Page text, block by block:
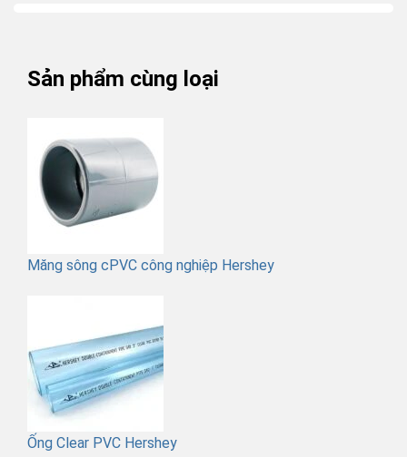
Sản phẩm cùng loại
Măng sông cPVC công nghiệp Hershey
Ống Clear PVC Hershey